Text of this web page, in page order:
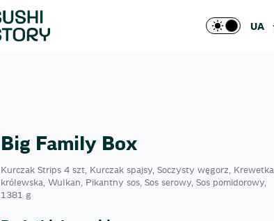
UA
Big Family Box
Kurczak Strips 4 szt, Kurczak spajsy, Soczysty węgorz, Krewetka
królewska, Wulkan, Pikantny sos, Sos serowy, Sos pomidorowy,
1381 g